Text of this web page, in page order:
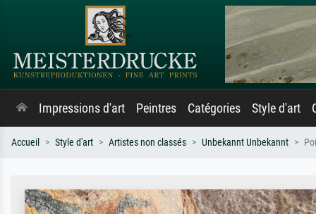
Impressions d'art Peintres Catégories Style d'art
Accueil Style d'art Artistes non classés Unbekannt Unbekannt